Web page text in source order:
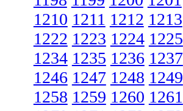
1210 1211 1212 1213
1222 1223 1224 1225
1234 1235 1236 1237
1246 1247 1248 1249
1258 1259 1260 1261